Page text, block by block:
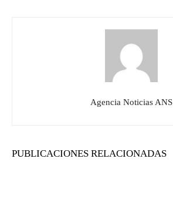
Agencia Noticias ANS
PUBLICACIONES RELACIONADAS